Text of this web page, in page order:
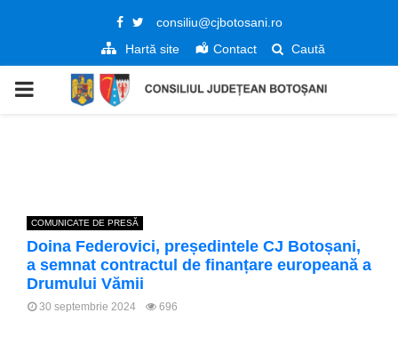
Facebook
Twitter
consiliu@cjbotosani.ro
Hartă site
Contact Caută
PRIMARY
COMUNICATE DE PRESĂ
Doina Federovici, președintele CJ Botoșani,
a semnat contractul de finanțare europeană a
Drumului Vămii
30 septembrie 2024 696